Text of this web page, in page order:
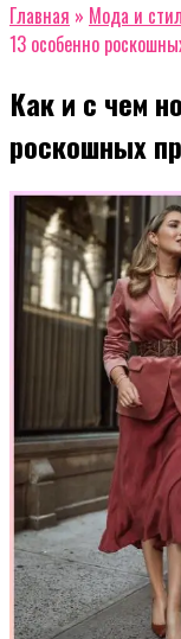
Главная » Мода и
13 особенно
Как и с чем
роскошных